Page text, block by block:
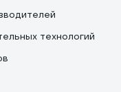
технологий